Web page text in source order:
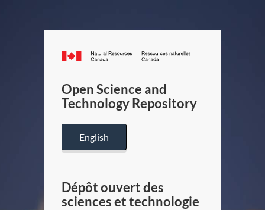
Canada.ca
/
Canada
Open Science and
Technology Repository
English
Dépôt ouvert des
sciences et technologie